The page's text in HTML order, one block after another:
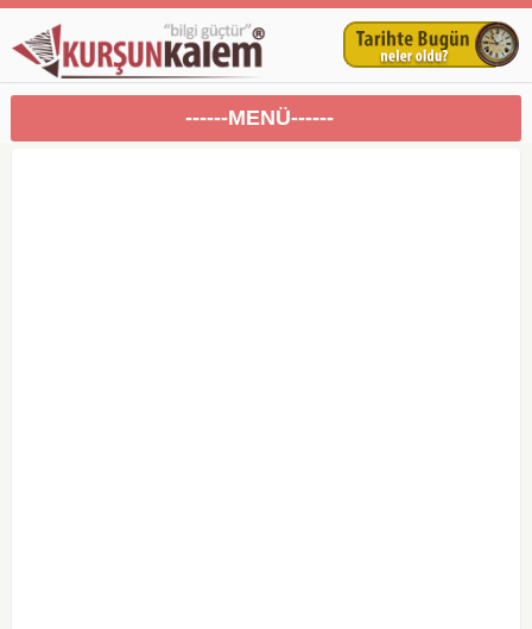
------MENÜ------